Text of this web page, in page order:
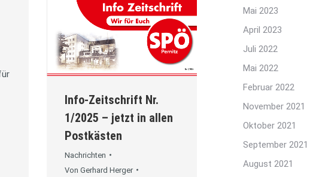
Info-Zeitschrift Nr.
1/2025 – jetzt in allen
Postkästen
Nachrichten
Von Gerhard Herger
Mai 2023
April 2023
Juli 2022
Mai 2022
Februar 2022
November 2021
Oktober 2021
September 2021
August 2021